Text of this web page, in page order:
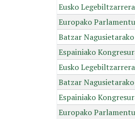
Eusko
Europako
Batzar
Espainiako
Eusko
Batzar
Espainiako
Europako